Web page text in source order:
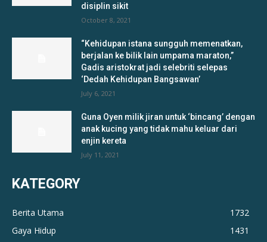
disiplin sikit
October 8, 2021
“Kehidupan istana sungguh memenatkan,
berjalan ke bilik lain umpama maraton,”
Gadis aristokrat jadi selebriti selepas
‘Dedah Kehidupan Bangsawan’
July 6, 2021
Guna Oyen milik jiran untuk ‘bincang’ dengan
anak kucing yang tidak mahu keluar dari
enjin kereta
July 11, 2021
KATEGORY
Berita Utama
1732
Gaya Hidup
1431